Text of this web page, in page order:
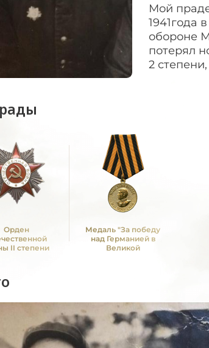
Мой
1941года
обороне
потерял
2
Орден
II степени
Медаль "За победу
над Германией в
Великой